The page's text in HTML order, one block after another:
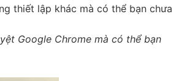
thiết lập khác mà có thể bạn chưa
Google Chrome mà có thể bạn